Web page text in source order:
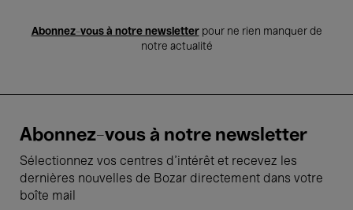
Abonnez-vous à notre newsletterpour ne rien manquer de
notre actualité
Abonnez-vous à notre newsletter
Sélectionnez vos centres d'intérêt et recevez les
dernières nouvelles de Bozar directement dans votre
boîte mail